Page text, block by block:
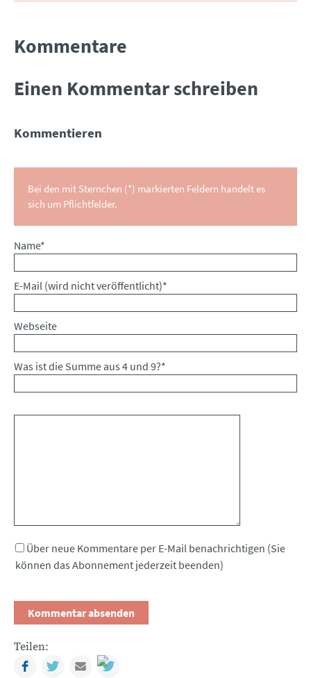
Kommentare
Einen Kommentar schreiben
Kommentieren
Bei den mit Sternchen (*) markierten Feldern handelt es
sich um Pflichtfelder.
Pflichtfeld
Name*
Pflichtfeld
E-Mail (wird nicht veröffentlicht)*
Webseite
Was ist die Summe aus 4 und 9?*
Über neue Kommentare per E-Mail benachrichtigen (Sie
können das Abonnement jederzeit beenden)
Teilen:
FacebookTwitterMail